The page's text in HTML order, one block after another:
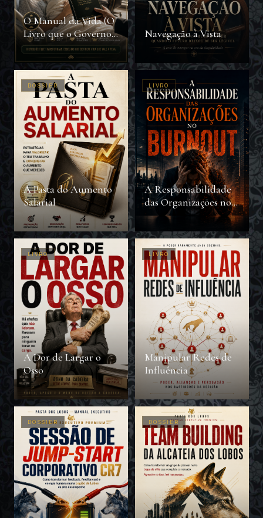
O Manual da Vida (O
Livro que o Governo
não Quer Que Você
Leia)
Navegação à Vista
DOSSIER
A Pasta do Aumento
Salarial
LIVRO
A Responsabilidade
das Organizações no
Burnout
LIVRO
A Dor de Largar o
Osso
LIVRO
Manipular Redes de
Influência
DOSSIER DOSSIER